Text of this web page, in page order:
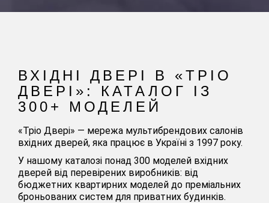
ВХІДНІ ДВЕРІ В «ТРІО
ДВЕРІ»: КАТАЛОГ ІЗ
300+ МОДЕЛЕЙ
«Тріо Двері» — мережа мультибрендових салонів
вхідних дверей, яка працює в Україні з 1997 року.
У нашому каталозі понад 300 моделей вхідних
дверей від перевірених виробників: від
бюджетних квартирних моделей до преміальних
броньованих систем для приватних будинків.